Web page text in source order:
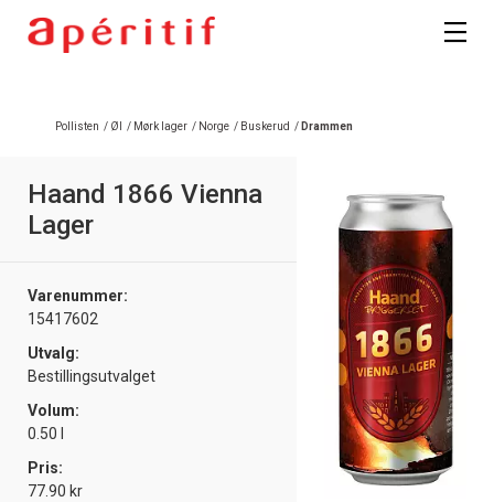
Pollisten / Øl / Mørk lager / Norge / Buskerud / Drammen
Haand 1866 Vienna
Lager
Varenummer:
15417602
Utvalg:
Bestillingsutvalget
Volum:
0.50 l
Pris:
77.90 kr